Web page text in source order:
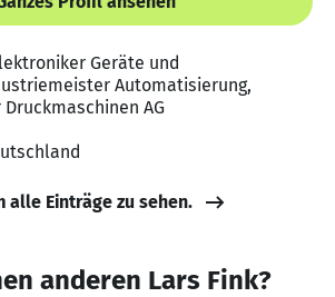
Geräte und
Automatisierung,
AG
alle Einträge zu sehen.
anderen Lars Fink?